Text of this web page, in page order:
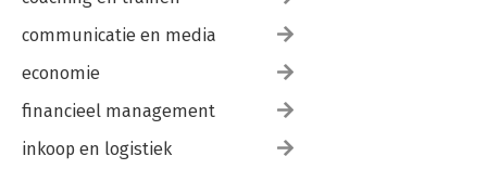
communicatie en media
economie
financieel management
inkoop en logistiek